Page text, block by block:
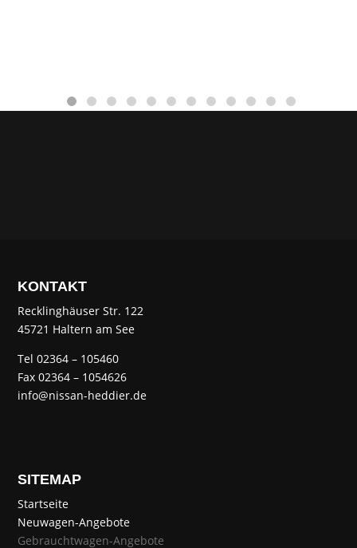
KONTAKT
Recklinghäuser Str. 122
45721 Haltern am See
Tel 02364 – 105460
Fax 02364 – 1054626
info@nissan-heddier.de
SITEMAP
Startseite
Neuwagen-Angebote
Gebrauchtwagen-Angebote